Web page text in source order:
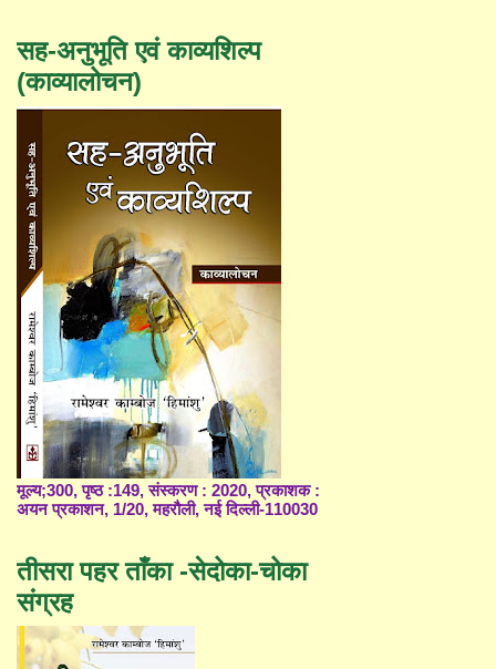
सह-अनुभूति एवं काव्यशिल्प
(काव्यालोचन)
मूल्य;300, पृष्ठ :149, संस्करण : 2020, प्रकाशक :
अयन प्रकाशन, 1/20, महरौली, नई दिल्ली-110030
तीसरा पहर ताँका -सेदोका-चोका
संग्रह